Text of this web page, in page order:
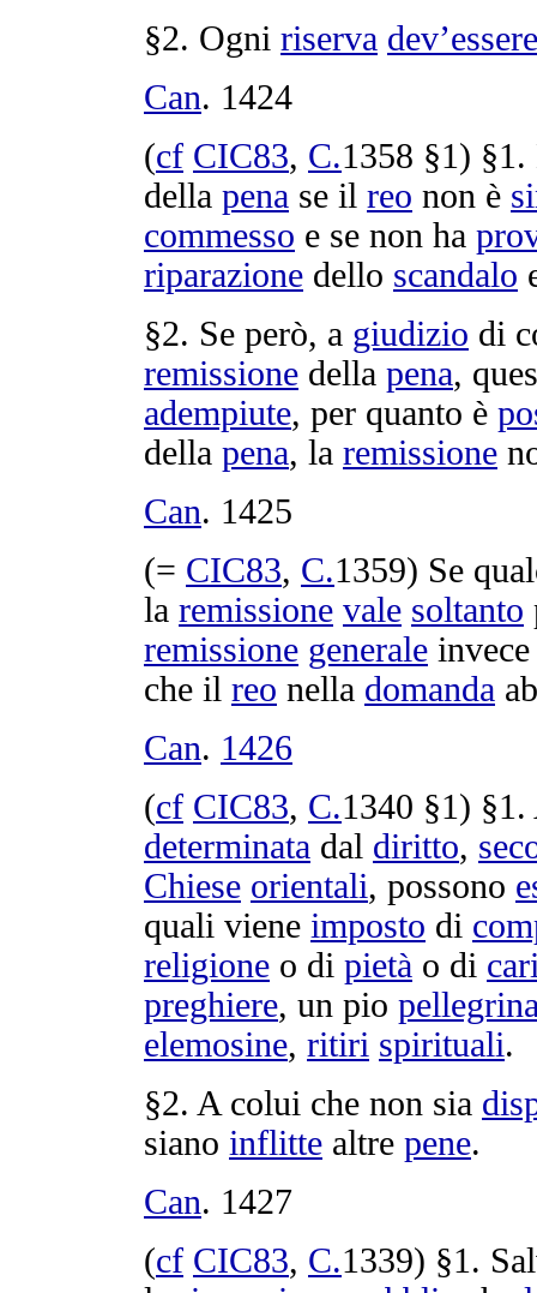
§2. Ogni riserva dev’essere
Can. 1424
(cf CIC83, C.1358 §1)
della pena se il reo non è
commesso e se non ha
riparazione dello scandalo
§2. Se però, a giudizio di
remissione della pena,
adempiute, per quanto è
della pena, la remissione
Can. 1425
(= CIC83, C.1359) Se
la remissione vale soltanto
remissione generale
che il reo nella domanda
Can. 1426
(cf CIC83, C.1340 §1) §1.
determinata dal diritto,
Chiese orientali, possono
quali viene imposto di
religione o di pietà o di
preghiere, un pio
elemosine, ritiri spirituali.
§2. A colui che non sia
siano inflitte altre pene.
Can. 1427
(cf CIC83, C.1339) §1.